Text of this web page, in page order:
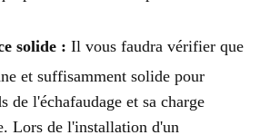
solide : Il vous faudra vérifier que
et suffisamment solide pour
de l'échafaudage et sa charge
Lors de l'installation d'un